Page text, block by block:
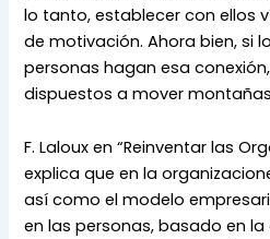
lo tanto, establecer con ellos
de motivación. Ahora bien, si
personas hagan esa
dispuestos a mover
F. Laloux en “Reinventar las
explica que en la
así como el modelo
en las personas, basado en